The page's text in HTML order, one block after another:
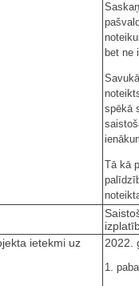
bet ne
spēkā
Tā kā
ietekmi uz
2022.
1.